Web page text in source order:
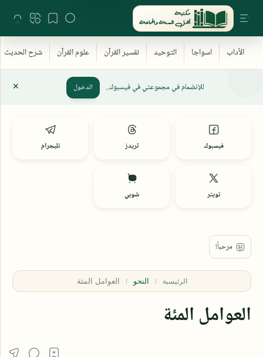
للإنضمام في مجموعتي في فيسبوك.. الدخول
فيسبوك ثريدز تليجرام
تويتر شوبي
الرئيسية النحو
العوامل المئة